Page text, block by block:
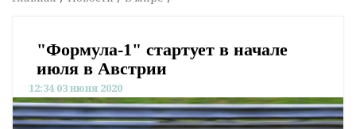
"Формула-1" стартует в начале
июля в Австрии
12:34 03 июня 2020